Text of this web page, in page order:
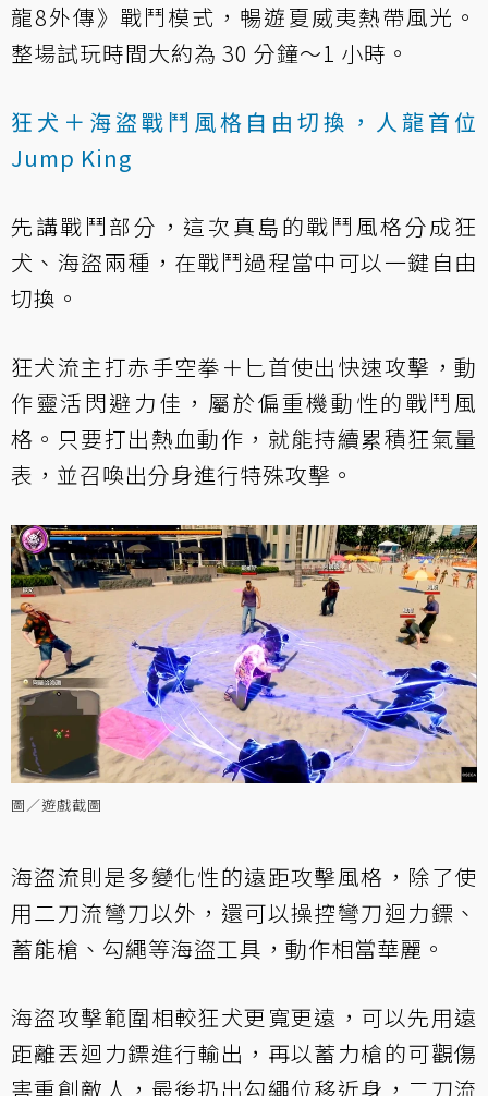
龍8外傳》戰鬥模式，暢遊夏威夷熱帶風光。
整場試玩時間大約為 30 分鐘～1 小時。
狂犬＋海盜戰鬥風格自由切換，人龍首位
Jump King
先講戰鬥部分，這次真島的戰鬥風格分成狂
犬、海盜兩種，在戰鬥過程當中可以一鍵自由
切換。
狂犬流主打赤手空拳＋匕首使出快速攻擊，動
作靈活閃避力佳，屬於偏重機動性的戰鬥風
格。只要打出熱血動作，就能持續累積狂氣量
表，並召喚出分身進行特殊攻擊。
圖／遊戲截圖
海盜流則是多變化性的遠距攻擊風格，除了使
用二刀流彎刀以外，還可以操控彎刀迴力鏢、
蓄能槍、勾繩等海盜工具，動作相當華麗。
海盜攻擊範圍相較狂犬更寬更遠，可以先用遠
距離丟迴力鏢進行輸出，再以蓄力槍的可觀傷
害重創敵人，最後扔出勾繩位移近身，二刀流